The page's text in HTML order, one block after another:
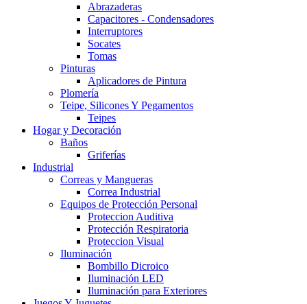
Abrazaderas
Capacitores - Condensadores
Interruptores
Socates
Tomas
Pinturas
Aplicadores de Pintura
Plomería
Teipe, Silicones Y Pegamentos
Teipes
Hogar y Decoración
Baños
Griferías
Industrial
Correas y Mangueras
Correa Industrial
Equipos de Protección Personal
Proteccion Auditiva
Protección Respiratoria
Proteccion Visual
Iluminación
Bombillo Dicroico
Iluminación LED
Iluminación para Exteriores